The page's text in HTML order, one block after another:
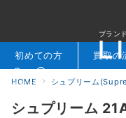
ブラン
検索 お問合せ
初めての方 買取の
HOME シュプリーム
シュプリーム